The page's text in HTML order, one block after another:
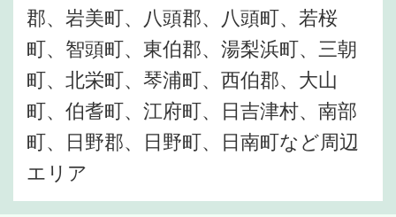
郡、岩美町、八頭郡、八頭町、若桜
町、智頭町、東伯郡、湯梨浜町、三朝
町、北栄町、琴浦町、西伯郡、大山
町、伯耆町、江府町、日吉津村、南部
町、日野郡、日野町、日南町など周辺
エリア